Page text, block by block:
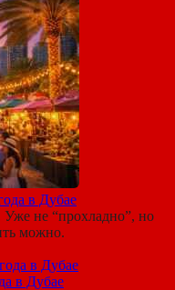
в Дубае
не “прохладно”, но
можно.
в Дубае